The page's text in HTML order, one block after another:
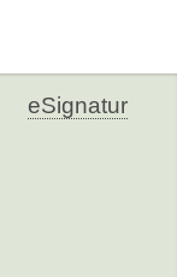
eSignatur